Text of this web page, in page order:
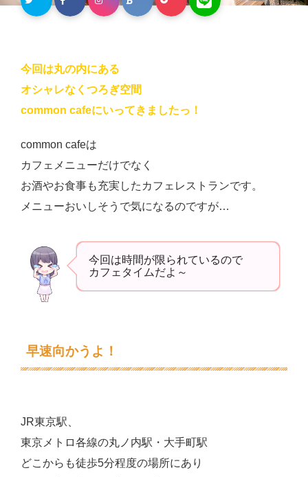
今回は丸の内にある
オシャレなくつろぎ空間
common cafeにいってきましたっ！
common cafeは
カフェメニューだけでなく
お酒やお食事も充実したカフェレストランです。
メニューおいしそうで気になるのですが…
今回は時間が限られているので
カフェタイムだよ～
早速向かうよ！
JR東京駅、
東京メトロ各線の丸ノ内駅・大手町駅
どこからも徒歩5分程度の場所にあり